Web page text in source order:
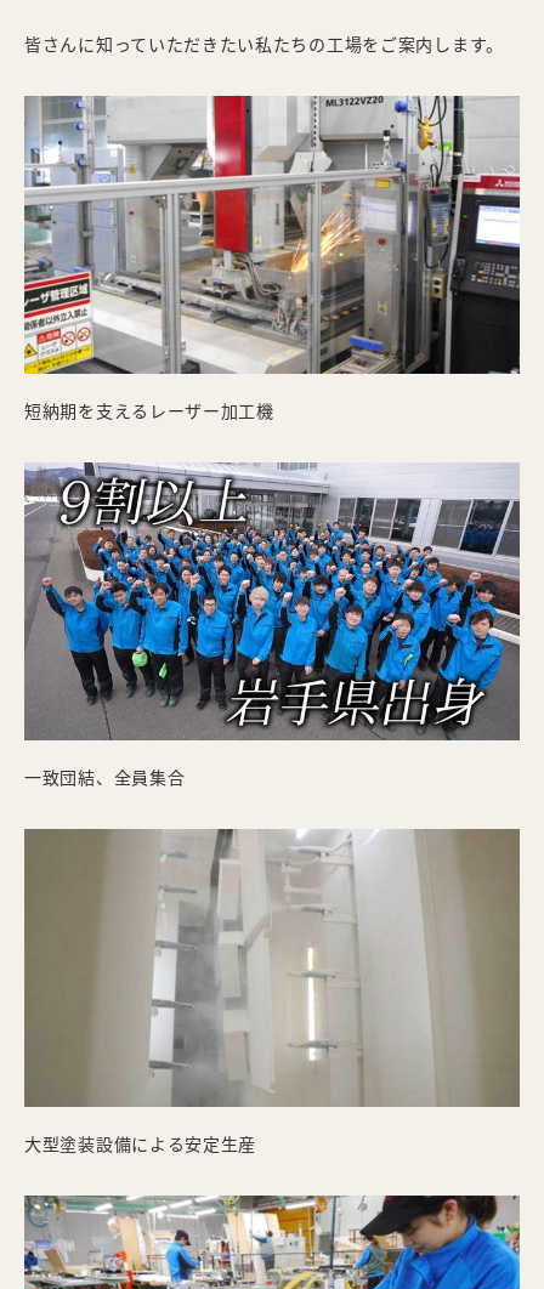
皆さんに知っていただきたい私たちの工場をご案内します。
短納期を支えるレーザー加工機
一致団結、全員集合
大型塗装設備による安定生産